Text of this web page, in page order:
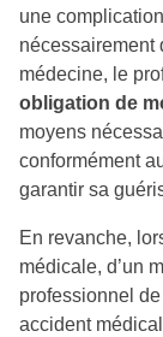
une
nécessairement
médecine, le
obligation de
moyens
conformément
garantir sa
En revanche,
médicale, d’un
professionnel
accident